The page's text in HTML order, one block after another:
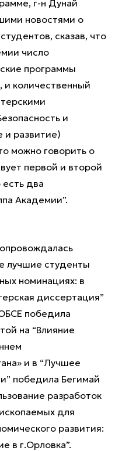
г-н Дунай
новостями о
сказав, что
число
программы
и количественный
и
и развитие)
можно говорить о
первой и второй
есть два
Академии”.
лучшие студенты
номинациях: в
диссертация”
победила
на “Влияние
и в “Лучшее
победила Бегимай
разработок
для
развития:
в г.Орловка”.